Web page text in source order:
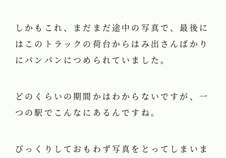
しかもこれ、まだまだ途中の写真で、最後に
はこのトラックの荷台からはみ出さんばかり
にパンパンにつめられていました。
どのくらいの期間かはわからないですが、一
つの駅でこんなにあるんですね。
びっくりしておもわず写真をとってしまいま